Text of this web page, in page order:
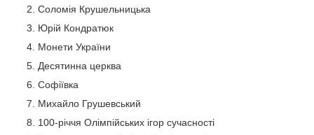
Соломія Крушельницька
Юрій Кондратюк
Монети України
Десятинна церква
Софіївка
Михайло Грушевський
100-річчя Олімпійських ігор сучасності